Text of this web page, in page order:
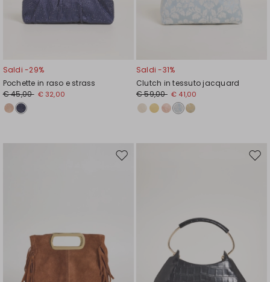
Saldi -29%
Pochette in raso e strass
€ 45,00 € 32,00
Saldi -31%
Clutch in tessuto jacquard
€ 59,00 € 41,00
Sposta